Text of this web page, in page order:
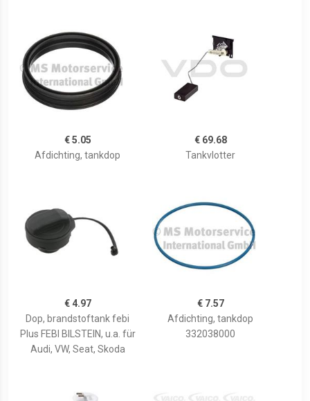
€ 5.05
Afdichting, tankdop
€ 69.68
Tankvlotter
€ 4.97
Dop, brandstoftank febi
Plus FEBI BILSTEIN, u.a. für
Audi, VW, Seat, Skoda
€ 7.57
Afdichting, tankdop
332038000